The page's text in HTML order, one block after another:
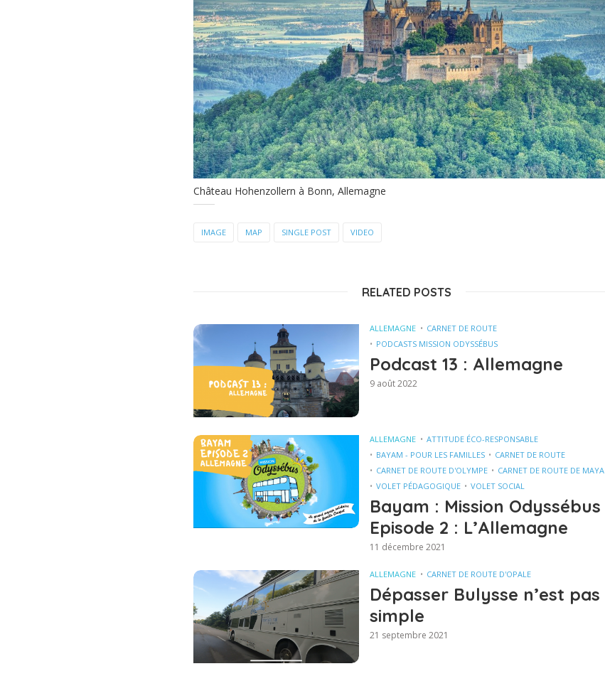
Château Hohenzollern à Bonn, Allemagne
IMAGE MAP SINGLE POST VIDEO
RELATED POSTS
ALLEMAGNE
CARNET DE ROUTE
PODCASTS MISSION ODYSSÉBUS
Podcast 13 : Allemagne
9 août 2022
ALLEMAGNE
ATTITUDE ÉCO-RESPONSABLE
BAYAM - POUR LES FAMILLES
CARNET DE ROUTE
CARNET DE ROUTE D'OLYMPE
CARNET DE ROUTE DE MAYA
VOLET PÉDAGOGIQUE
VOLET SOCIAL
Bayam : Mission Odyssébus
Episode 2 : L’Allemagne
11 décembre 2021
ALLEMAGNE CARNET DE ROUTE D'OPALE
Dépasser Bulysse n’est pas
simple
21 septembre 2021